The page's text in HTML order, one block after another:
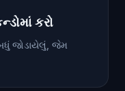
કરો
જોડાયેલું, જેમ